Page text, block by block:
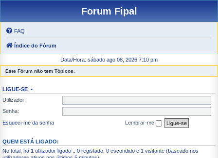
Forum Fipal
FAQ
Índice do Fórum
Data/Hora: sábado ago 08, 2026 7:10 pm
Este Fórum não tem Tópicos.
LIGUE-SE •
Utilizador:
Senha:
Esqueci-me da senha
Lembrar-me
QUEM ESTÁ LIGADO:
No total, há 1 utilizador ligado :: 0 registado, 0 escondido e 1 visitante (baseado nos